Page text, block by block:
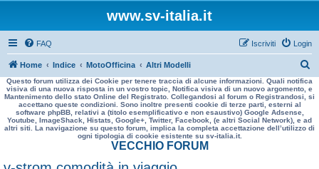
www.sv-italia.it
FAQ Login
Iscriviti
Home Indice MotoOfficina Altri Modelli
e
r
a
Questo forum utilizza dei Cookie per tenere traccia di alcune informazioni. Quali notifica
visiva di una nuova risposta in un vostro topic, Notifica visiva di un nuovo argomento, e
Mantenimento dello stato Online del Registrato. Collegandosi al forum o Registrandosi, si
accettano queste condizioni. Sono inoltre presenti cookie di terze parti, esterni al
software phpBB, relativi a (titolo esemplificativo e non esaustivo) Google Adsense,
Youtube, ImageShack, Histats, Google+, Twitter, Facebook, (e altri Social Network), e ad
altri siti. La navigazione su questo forum, implica la completa accettazione dell’utilizzo di
ogni tipologia di cookie esistente su sv-italia.it.
VECCHIO FORUM